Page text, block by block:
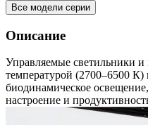
Все модели серии
Описание
Управляемые светильники
температурой (2700–6500 К)
биодинамическое
настроение и